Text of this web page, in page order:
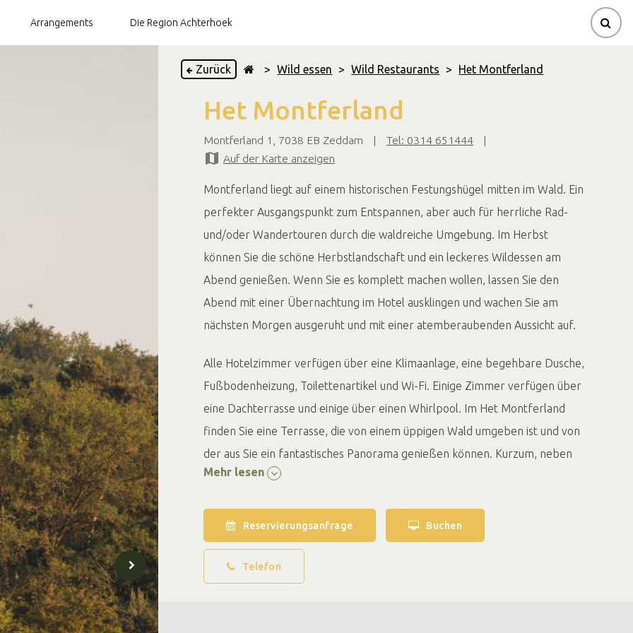
Arrangements Die Region Achterhoek
Zurück > Wild essen > Wild Restaurants > Het Montferland
Het Montferland
Montferland 1, 7038 EB Zeddam | Tel: 0314 651444
|
Auf der Karte anzeigen
Montferland liegt auf einem historischen Festungshügel mitten im Wald. Ein
perfekter Ausgangspunkt zum Entspannen, aber auch für herrliche Rad-
und/oder Wandertouren durch die waldreiche Umgebung. Im Herbst
können Sie die schöne Herbstlandschaft und ein leckeres Wildessen am
Abend genießen. Wenn Sie es komplett machen wollen, lassen Sie den
Abend mit einer Übernachtung im Hotel ausklingen und wachen Sie am
nächsten Morgen ausgeruht und mit einer atemberaubenden Aussicht auf.
Alle Hotelzimmer verfügen über eine Klimaanlage, eine begehbare Dusche,
Fußbodenheizung, Toilettenartikel und Wi-Fi. Einige Zimmer verfügen über
eine Dachterrasse und einige über einen Whirlpool. Im Het Montferland
finden Sie eine Terrasse, die von einem üppigen Wald umgeben ist und von
der aus Sie ein fantastisches Panorama genießen können. Kurzum, neben
leckerem Essen, Getränken und einer Übernachtung ist Het Montferland
Fahrradtour.
Het Montferland verfügt über eine internationale Küche, in der das
Küchenteam eine kulinarische Überraschung nach der anderen zubereitet.
Mehr lesen
Reservierungsanfrage Buchen
Telefon